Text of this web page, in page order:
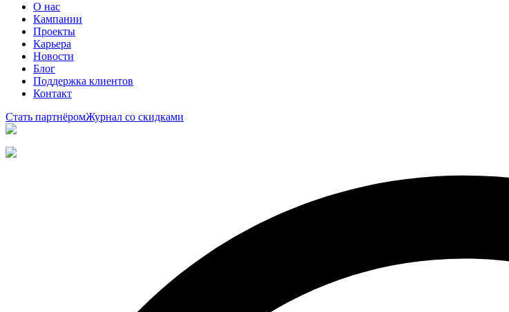
О нас
Кампании
Проекты
Карьера
Новости
Блог
Поддержка клиентов
Контакт
Стать партнёромЖурнал со скидками